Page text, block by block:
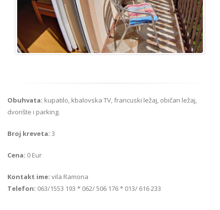
Obuhvata: kupatilo, kbalovska TV, francuski ležaj, običan ležaj,
dvorište i parking.
Broj kreveta: 3
Cena: 0 Eur
Kontakt ime: vila Ramona
Telefon: 063/1553 193 * 062/ 506 176 * 013/ 616 233